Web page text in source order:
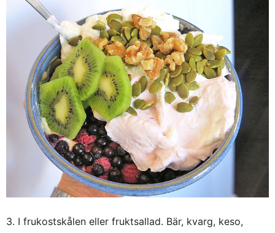
3. I frukostskålen eller fruktsallad. Bär, kvarg, keso,